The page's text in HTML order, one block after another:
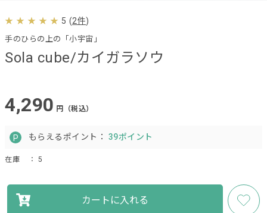
Sola cube/カイガラソウ
手のひらの上の「小宇宙」
5 (2件)
4,290 円（税込）
もらえるポイント： 39ポイント
在庫 ： 5
カートに入れる